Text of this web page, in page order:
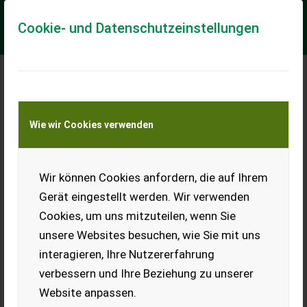
Cookie- und Datenschutzeinstellungen
Wie wir Cookies verwenden
Wir können Cookies anfordern, die auf Ihrem
Gerät eingestellt werden. Wir verwenden
Cookies, um uns mitzuteilen, wenn Sie
unsere Websites besuchen, wie Sie mit uns
interagieren, Ihre Nutzererfahrung
verbessern und Ihre Beziehung zu unserer
Website anpassen.
Meine Transportkostenanfrage
Transport von Land- und Baumaschinen –
KEINE Tiertransporte
Grimme 1. Siebband 35.er tlg. SE 85-5
1. Siebband zum Grimme SE 85-55 mit 35.er Teilung / 838-
140-35 / Zustand 50% 300.70960
EUR 714